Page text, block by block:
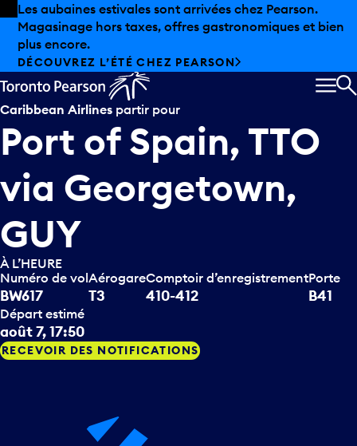
Skip to offers
Passer au contenu principal
Les aubaines estivales sont arrivées chez Pearson.
Magasinage hors taxes, offres gastronomiques et bien
plus encore.
DÉCOUVREZ L’ÉTÉ CHEZ PEARSON
Caribbean Airlines partir pour
Port of Spain, TTO
via Georgetown,
GUY
À L’HEURE
Numéro de vol
BW617
Aérogare
T3
Comptoir d’enregistrement
410-412
Porte
B41
Départ estimé
août 7, 17:50
RECEVOIR DES NOTIFICATIONS